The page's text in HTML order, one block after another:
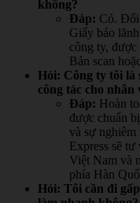
không?
Đáp: Có. Đối
Giấy bảo
công ty,
Bản scan
Hỏi: Công ty tôi là
công tác cho
Đáp: Hoàn
được chuẩn
và sự nghiêm
Express sẽ
Việt Nam và
phía Hàn
Hỏi: Tôi cần đi